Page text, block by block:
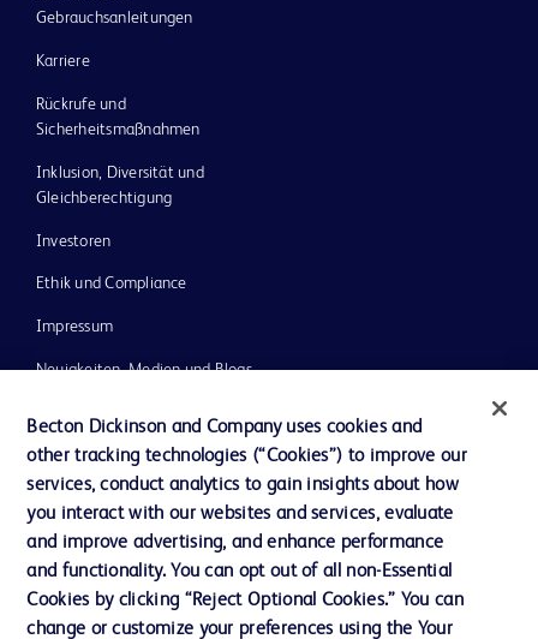
Gebrauchsanleitungen
Karriere
Rückrufe und
Sicherheitsmaßnahmen
Inklusion, Diversität und
Gleichberechtigung
Investoren
Ethik und Compliance
Impressum
Neuigkeiten, Medien und Blogs
Unser Unternehmen
AGB
Kontaktieren Sie uns
Becton Dickinson and Company uses cookies and
other tracking technologies (“Cookies”) to improve our
services, conduct analytics to gain insights about how
you interact with our websites and services, evaluate
and improve advertising, and enhance performance
and functionality. You can opt out of all non-Essential
Cookies by clicking “Reject Optional Cookies.” You can
change or customize your preferences using the Your